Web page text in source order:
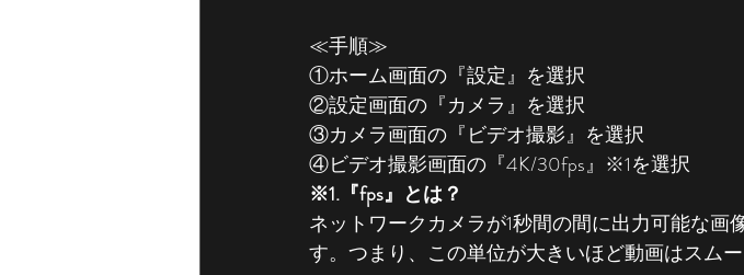
≪手順≫
①ホーム画面の『設定』を選択
②設定画面の『カメラ』を選択
③カメラ画面の『ビデオ撮影』を選択
④ビデオ撮影画面の『4K/30fps』※1を選択
※1.『fps』とは？
ネットワークカメラが1秒間の間に出力可能な画
す。つまり、この単位が大きいほど動画はスムー